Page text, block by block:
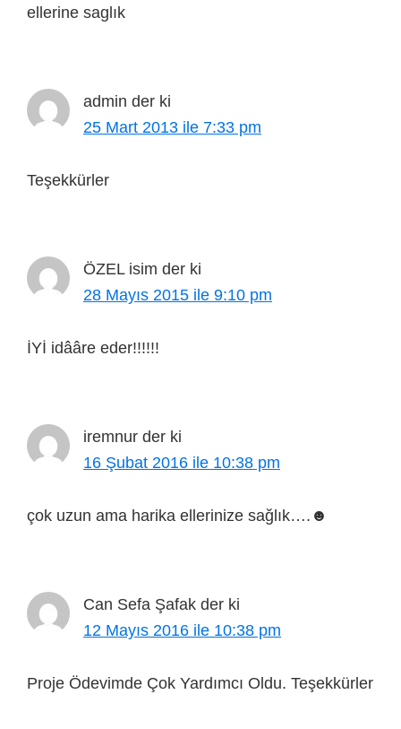
ellerine saglık
admin der ki
25 Mart 2013 ile 7:33 pm
Teşekkürler
ÖZEL isim der ki
28 Mayıs 2015 ile 9:10 pm
İYİ idââre eder!!!!!!
iremnur der ki
16 Şubat 2016 ile 10:38 pm
çok uzun ama harika ellerinize sağlık….☻
Can Sefa Şafak der ki
12 Mayıs 2016 ile 10:38 pm
Proje Ödevimde Çok Yardımcı Oldu. Teşekkürler